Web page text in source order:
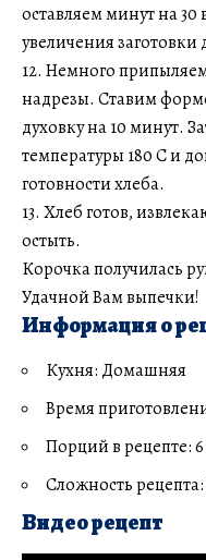
оставляем минут на 30
увеличения
12. Немного
надрезы. Ставим
духовку на 10 минут.
температуры 180 С и
готовности хлеба.
13. Хлеб готов,
остыть.
Корочка получилась
Удачной Вам выпечки!
Информация о
Кухня: Домашняя
Время
Порций в рецепте: 6
Сложность
Видео рецепт